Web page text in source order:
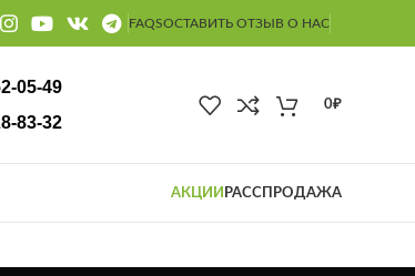
FAQSОСТАВИТЬ ОТЗЫВ О НАС
05-49
32
0₽
АКЦИИ РАССПРОДАЖА